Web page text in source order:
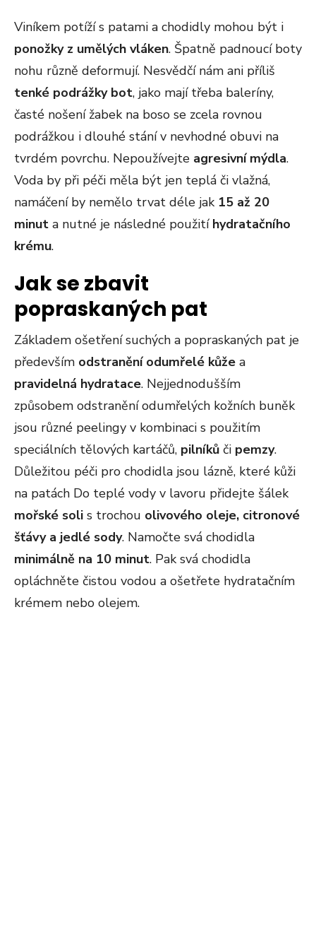
Viníkem potíží s patami a chodidly mohou být i
ponožky z umělých vláken. Špatně padnoucí boty
nohu různě deformují. Nesvědčí nám ani příliš
tenké podrážky bot, jako mají třeba baleríny,
časté nošení žabek na boso se zcela rovnou
podrážkou i dlouhé stání v nevhodné obuvi na
tvrdém povrchu. Nepoužívejte agresivní mýdla.
Voda by při péči měla být jen teplá či vlažná,
namáčení by nemělo trvat déle jak 15 až 20
minut a nutné je následné použití hydratačního
krému.
Jak se zbavit
popraskaných pat
Základem ošetření suchých a popraskaných pat je
především odstranění odumřelé kůže a
pravidelná hydratace. Nejjednodušším
způsobem odstranění odumřelých kožních buněk
jsou různé peelingy v kombinaci s použitím
speciálních tělových kartáčů, pilníků či pemzy.
Důležitou péči pro chodidla jsou lázně, které kůži
na patách Do teplé vody v lavoru přidejte šálek
mořské soli s trochou olivového oleje, citronové
šťávy a jedlé sody. Namočte svá chodidla
minimálně na 10 minut. Pak svá chodidla
opláchněte čistou vodou a ošetřete hydratačním
krémem nebo olejem.